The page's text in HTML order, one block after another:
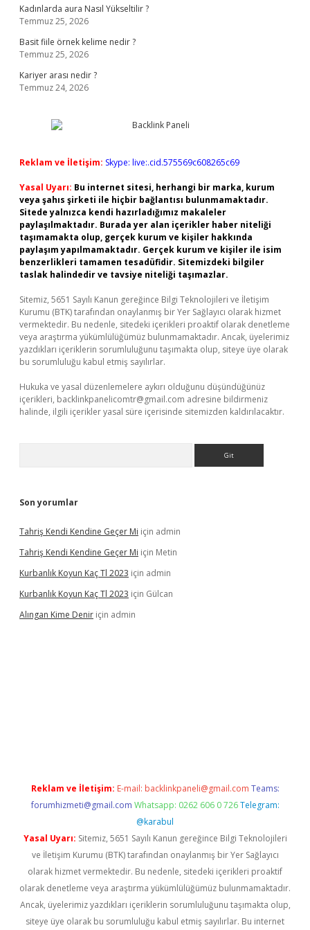
Kadınlarda aura Nasıl Yükseltilir ?
Temmuz 25, 2026
Basit fiile örnek kelime nedir ?
Temmuz 25, 2026
Kariyer arası nedir ?
Temmuz 24, 2026
Reklam ve İletişim: Skype: live:.cid.575569c608265c69
Yasal Uyarı: Bu internet sitesi, herhangi bir marka, kurum
veya şahıs şirketi ile hiçbir bağlantısı bulunmamaktadır.
Sitede yalnızca kendi hazırladığımız makaleler
paylaşılmaktadır. Burada yer alan içerikler haber niteliği
taşımamakta olup, gerçek kurum ve kişiler hakkında
paylaşım yapılmamaktadır. Gerçek kurum ve kişiler ile isim
benzerlikleri tamamen tesadüfidir. Sitemizdeki bilgiler
taslak halindedir ve tavsiye niteliği taşımazlar.
Sitemiz, 5651 Sayılı Kanun gereğince Bilgi Teknolojileri ve İletişim
Kurumu (BTK) tarafından onaylanmış bir Yer Sağlayıcı olarak hizmet
vermektedir. Bu nedenle, sitedeki içerikleri proaktif olarak denetleme
veya araştırma yükümlülüğümüz bulunmamaktadır. Ancak, üyelerimiz
yazdıkları içeriklerin sorumluluğunu taşımakta olup, siteye üye olarak
bu sorumluluğu kabul etmiş sayılırlar.
Hukuka ve yasal düzenlemelere aykırı olduğunu düşündüğünüz
içerikleri, backlinkpanelicomtr@gmail.com adresine bildirmeniz
halinde, ilgili içerikler yasal süre içerisinde sitemizden kaldırılacaktır.
Son yorumlar
Tahriş Kendi Kendine Geçer Mi için admin
Tahriş Kendi Kendine Geçer Mi için Metin
Kurbanlık Koyun Kaç Tl 2023 için admin
Kurbanlık Koyun Kaç Tl 2023 için Gülcan
Alıngan Kime Denir için admin
Reklam ve İletişim: E-mail: backlinkpaneli@gmail.com Teams:
forumhizmeti@gmail.com Whatsapp: 0262 606 0 726 Telegram:
@karabul
Yasal Uyarı: Sitemiz, 5651 Sayılı Kanun gereğince Bilgi Teknolojileri
ve İletişim Kurumu (BTK) tarafından onaylanmış bir Yer Sağlayıcı
olarak hizmet vermektedir. Bu nedenle, sitedeki içerikleri proaktif
olarak denetleme veya araştırma yükümlülüğümüz bulunmamaktadır.
Ancak, üyelerimiz yazdıkları içeriklerin sorumluluğunu taşımakta olup,
siteye üye olarak bu sorumluluğu kabul etmiş sayılırlar. Bu internet